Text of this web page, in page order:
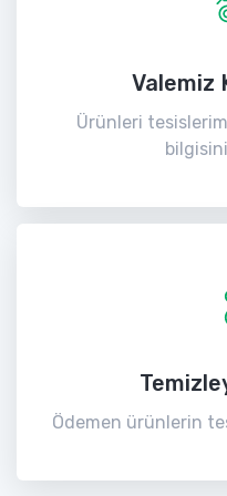
Valemiz
Ürünleri
Ödemen ürünlerin